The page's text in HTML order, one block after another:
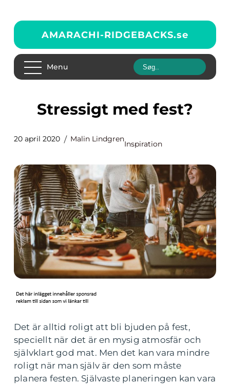
AMARACHI-RIDGEBACKS.se
Menu
Stressigt med fest?
20 april 2020 Malin Lindgren
Inspiration
Det är alltid roligt att bli bjuden på fest,
speciellt när det är en mysig atmosfär och
självklart god mat. Men det kan vara mindre
roligt när man själv är den som måste
planera festen. Självaste planeringen kan vara